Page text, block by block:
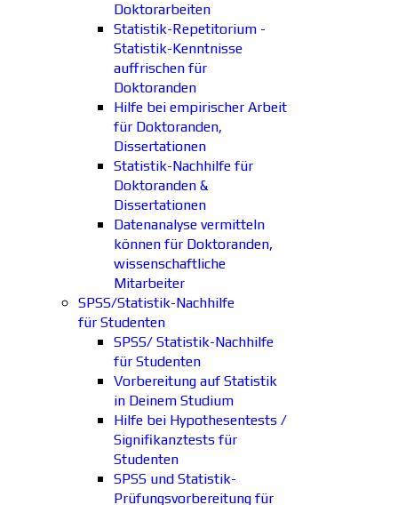
Doktorarbeiten
Statistik-Repetitorium -
Statistik-Kenntnisse
auffrischen für
Doktoranden
Hilfe bei empirischer Arbeit
für Doktoranden,
Dissertationen
Statistik-Nachhilfe für
Doktoranden &
Dissertationen
Datenanalyse vermitteln
können für Doktoranden,
wissenschaftliche
Mitarbeiter
SPSS/Statistik-Nachhilfe
für Studenten
SPSS/ Statistik-Nachhilfe
für Studenten
Vorbereitung auf Statistik
in Deinem Studium
Hilfe bei Hypothesentests /
Signifikanztests für
Studenten
SPSS und Statistik-
Prüfungsvorbereitung für